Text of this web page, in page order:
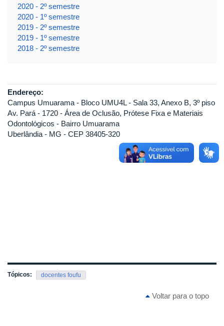
2020 - 2º semestre
2020 - 1º semestre
2019 - 2º semestre
2019 - 1º semestre
2018 - 2º semestre
Endereço:
Campus Umuarama - Bloco UMU4L - Sala 33, Anexo B, 3º piso
Av. Pará - 1720 - Área de Oclusão, Prótese Fixa e Materiais
Odontológicos - Bairro Umuarama
Uberlândia - MG - CEP 38405-320
Tópicos: docentes foufu
Voltar para o topo